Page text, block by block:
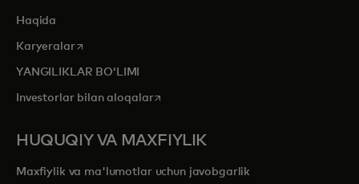
Haqida
Karyeralaropens in a new tab
YANGILIKLAR BOʻLIMI
Investorlar bilan aloqalaropens in a new tab
HUQUQIY VA MAXFIYLIK
Maxfiylik va ma'lumotlar uchun javobgarlik